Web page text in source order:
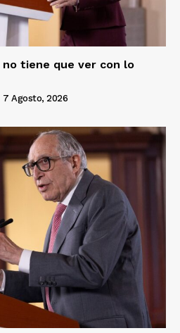
tiene que ver con lo
7 Agosto, 2026